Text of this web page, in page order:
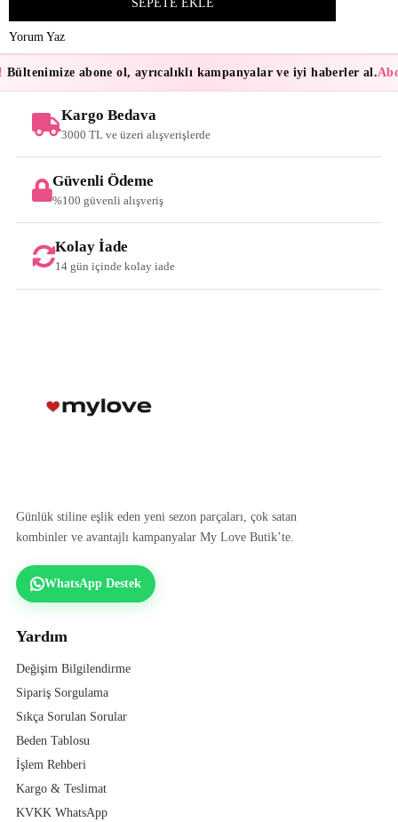
Yorum Yaz
Bültenimize abone ol, ayrıcalıklı kampanyalar ve iyi haberler al.
Kargo Bedava
3000 TL ve üzeri alışverişlerde
Güvenli Ödeme
%100 güvenli alışveriş
Kolay İade
14 gün içinde kolay iade
Günlük stiline eşlik eden yeni sezon parçaları, çok satan
kombinler ve avantajlı kampanyalar My Love Butik’te.
WhatsApp Destek
Yardım
Değişim Bilgilendirme
Sipariş Sorgulama
Sıkça Sorulan Sorular
Beden Tablosu
İşlem Rehberi
Kargo & Teslimat
KVKK WhatsApp